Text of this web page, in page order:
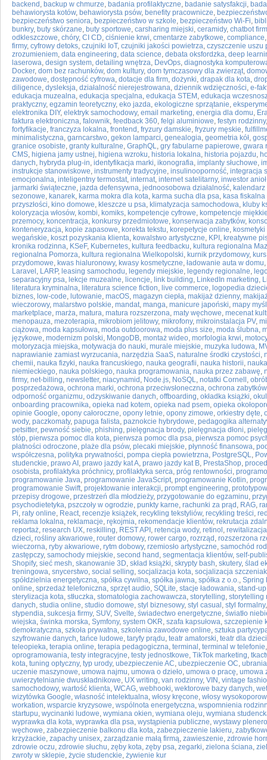
backend , backup w chmurze, badania profilaktyczne, badanie satysfakcji,
behawiorysta kotów, behawiorysta psów, benefity pracownicze,
bezpieczeństwo seniora, bezpieczeństwo w szkole, bezpieczeństwo Wi-Fi,
bunkry, buty skórzane, buty sportowe, carsharing miejski, ceramidy, chatbot
odkleszczowe, chóry, CI CD, ciśnienie krwi, cmentarze zabytkowe, compliance
firmy, cyfrowy detoks, czujniki IoT, czujniki jakości powietrza, czyszczenie uszu
zrozumieniem, data engineering, data science, debata oksfordzka, deep
laserowa, design system, detailing wnętrza, DevOps, diagnostyka
Docker, dom bez rachunków, dom kultury, dom tymczasowy dla zwierząt,
zawodowe, dostępność cyfrowa, dotacje dla firm, dożynki, drapak dla kota,
diligence, dysleksja, działalność nierejestrowana, dziennik wdzięczności, e-
edukacja muzealna, edukacja specjalna, edukacja STEM , edukacja
praktyczny, egzamin teoretyczny, eko jazda, ekologiczne sprzątanie,
elektronika DIY, elektryk samochodowy, email marketing, energia dla domu,
faktura elektroniczna, falownik, feedback 360, felgi aluminiowe, festyn rodzinny
fortyfikacje, franczyza lokalna, frontend , fryzury damskie, fryzury męskie,
minimalistyczna, garncarstwo, gekon lamparci, genealogia, geometria kół,
granice osobiste, granty kulturalne, GraphQL, gry fabularne papierowe, gwara
CMS, higiena jamy ustnej, higiena wzroku, historia lokalna, historia pojazdu,
danych, hybryda plug-in, identyfikacja marki, ikonografia, implanty słuchowe,
instrukcje stanowiskowe, instrumenty tradycyjne, insulinooporność, integracja
emocjonalna, inteligentny termostat, internat, internet satelitarny, inwestor anioł
jarmarki świąteczne, jazda defensywna, jednoosobowa działalność,
sezonowe, kanarek, karma mokra dla kota, karma sucha dla psa, kasa
przyszłości, kino domowe, kleszcze u psa, klimatyzacja samochodowa, kluby
koloryzacja włosów, kombi, komiks, kompetencje cyfrowe, kompetencje
przemocy, koncentracja, konkursy przedmiotowe, konserwacja zabytków,
konteneryzacja, kopie zapasowe, korekta tekstu, korepetycje online,
wegańskie, koszt pozyskania klienta, kowalstwo artystyczne, KPI , kreatywne
kronika rodzinna, KSeF, Kubernetes, kultura feedbacku, kultura regionalna
regionalna Pomorza, kultura regionalna Wielkopolski, kurnik przydomowy,
przydomowe, kwas hialuronowy, kwasy kosmetyczne, ładowanie auta w domu,
Laravel , LARP, leasing samochodu, legendy miejskie, legendy regionalne,
separacyjny psa, lekcje muzealne, licencje, link building, LinkedIn marketing,
literatura kryminalna, literatura science fiction, live commerce, logopedia
biznes, low-code, lutowanie, macOS, magazyn ciepła, makijaż dzienny,
wieczorowy, malarstwo polskie, mandat, manga, manicure japoński, mapy
marketplace, marża, matura, matura rozszerzona, maty węchowe, mecenat
menopauza, mezoterapia, mikrobiom jelitowy, mikrofony, mikroinstalacja PV,
ciążowa, moda kapsułowa, moda outdoorowa, moda plus size, moda ślubna,
językowe, modernizm polski, MongoDB, montaż wideo, morfologia krwi,
motoryzacja miejska, motywacja do nauki, murale miejskie, muzyka ludowa,
naprawianie zamiast wyrzucania, narzędzia SaaS, naturalne środki czystości,
chemii, nauka fizyki, nauka francuskiego, nauka geografii, nauka historii,
niemieckiego, nauka polskiego, nauka programowania, nauka przez zabawę,
firmy, net-billing, newsletter, niacynamid , Node.js, NoSQL, notatki Cornell ,
posprzedażowa, ochrona marki, ochrona przeciwsłoneczna, ochrona zabytków
odporność organizmu, odzyskiwanie danych, offboarding, okładka książki,
onboarding pracownika, opieka nad kotem, opieka nad psem, opieka
opinie Google, opony całoroczne, opony letnie, opony zimowe, orkiestry dęte,
wody, paczkomaty, papuga falista, paznokcie hybrydowe, pedagogika
petsitter, pewność siebie, phishing, pielęgnacja brody, pielęgnacja dłoni,
stóp, pierwsza pomoc dla kota, pierwsza pomoc dla psa, pierwsza pomoc
płatności odroczone, plaże dla psów, plecaki miejskie, płynność finansowa,
współczesna, polityka prywatności, pompa ciepła powietrzna, PostgreSQL,
studenckie, prawo AI , prawo jazdy kat A, prawo jazdy kat B, PrestaShop,
osobista, profilaktyka próchnicy, profilaktyka serca, próg rentowności,
programowanie Java, programowanie JavaScript, programowanie Kotlin,
programowanie Swift, projektowanie interakcji, prompt engineering,
przepisy drogowe, przestrzeń dla młodzieży, przygotowanie do egzaminu,
psychodietetyka, pszczoły w ogrodzie, punkty karne, rachunki za prąd , RAG,
Pi, raty online, React, recenzje książek, recykling tekstyliów, recykling treści,
reklama lokalna, reklamacje, rękojmia, rekomendacje klientów, rekrutacja
reportaż, research UX, reskilling, REST API , retencja wody, retinol ,
dzieci, rośliny akwariowe, router domowy, rower cargo, rozrząd , rozszerzona
wieczorna, ryby akwariowe, rytm dobowy, rzemiosło artystyczne, samochód
zastępczy, samochody miejskie, second hand , segmentacja klientów, self-
Shopify, sieć mesh, skanowanie 3D, skład książki, skrypty bash, skutery, ślad
treningowa, snycerstwo, social selling, socjalizacja kota, socjalizacja
spółdzielnia energetyczna, spółka cywilna, spółka jawna, spółka z o.o., Spring
online, sprzedaż telefoniczna, sprzęt audio, SQLite, stacje ładowania, stand-
sterylizacja kota, stłuczka, stomatologia zachowawcza, storytelling, storytelling
danych, studia online, studio domowe, styl biznesowy, styl casual , styl formalny
stypendia, sukcesja firmy, SUV, Svelte, świadectwo energetyczne, światło
wiejska, świnka morska, Symfony, system OKR, szafa kapsułowa, szczepienie
demokratyczna, szkoła prywatna, szkolenia zawodowe online, sztuka
szyfrowanie danych, tańce ludowe, taryfy prądu, teatr amatorski, teatr dla dzieci
teleopieka, terapia online, terapia pedagogiczna, terminal , terminal w telefonie
oprogramowania, testy integracyjne, testy jednostkowe, TikTok marketing,
kota, tuning optyczny, typ urody, ubezpieczenie AC, ubezpieczenie OC,
uczenie maszynowe, umowa najmu, umowa o dzieło, umowa o pracę, umowa
uwierzytelnianie dwuskładnikowe, UX writing, van rodzinny, VIN , vintage
samochodowy, wartość klienta, WCAG, webhooki, wektorowe bazy danych,
wizytówka Google, własność intelektualna, włosy kręcone, włosy
workation, wsparcie kryzysowe, wspólnota energetyczna, wspomnienia
startupu, wycinanki ludowe, wymiana okien, wymiana oleju, wymiana
wyprawka dla kota, wyprawka dla psa, wystąpienia publiczne, wystawy
węchowe, zabezpieczenie balkonu dla kota, zabezpieczenie lakieru,
krzyżackie, zapachy unisex, zarządzanie małą firmą, zawieszenie, zdrowie
zdrowie oczu, zdrowie słuchu, zęby kota, zęby psa, zegarki, zielona ściana,
zwroty w sklepie, życie studenckie, żywienie kur